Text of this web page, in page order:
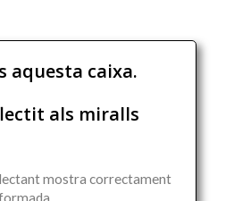
aquesta caixa.
als miralls
mostra correctament